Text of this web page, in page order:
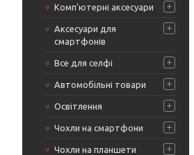
Комп'ютерні аксесуари
Аксесуари для
смартфонів
Все для селфі
Автомобільні товари
Освітлення
Чохли на смартфони
Чохли на планшети